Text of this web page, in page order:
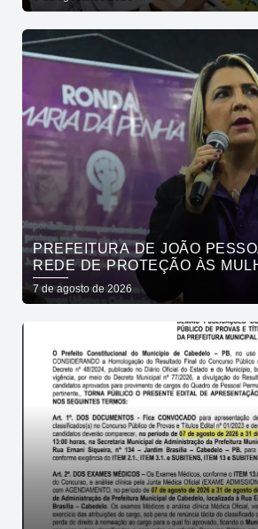
PREFEITURA DE JOÃO
REDE DE PROTEÇÃO ÀS
ENTENDE QUE ACOLHER É
7 de agosto de 2026